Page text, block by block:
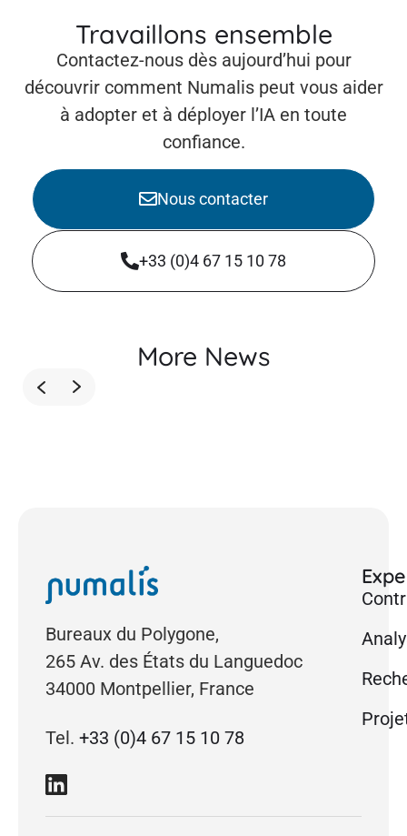
Travaillons ensemble
Contactez-nous dès aujourd’hui pour
découvrir comment Numalis peut vous aider
à adopter et à déployer l’IA en toute
confiance.
Nous contacter
+33 (0)4 67 15 10 78
More News
Bureaux du Polygone,
265 Av. des États du Languedoc
34000 Montpellier, France
Tel. +33 (0)4 67 15 10 78